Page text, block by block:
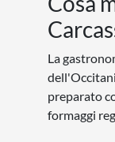
La
preparato
formaggi